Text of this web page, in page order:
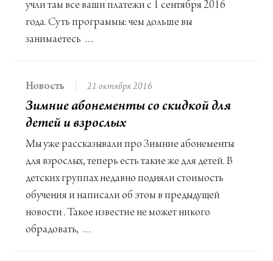
учли там все ваши платежи с 1 сентября 2016
года. Суть программы: чем дольше вы
занимаетесь …
Новость 21 октября 2016
Зимние абонементы со скидкой для
детей и взрослых
Мы уже рассказывали про Зимние абонементы
для взрослых, теперь есть такие же для детей. В
детских группах недавно подняли стоимость
обучения и написали об этом в предыдущей
новости . Такое известие не может никого
обрадовать, …